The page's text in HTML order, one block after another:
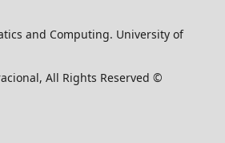
and Computing. University of
All Rights Reserved ©